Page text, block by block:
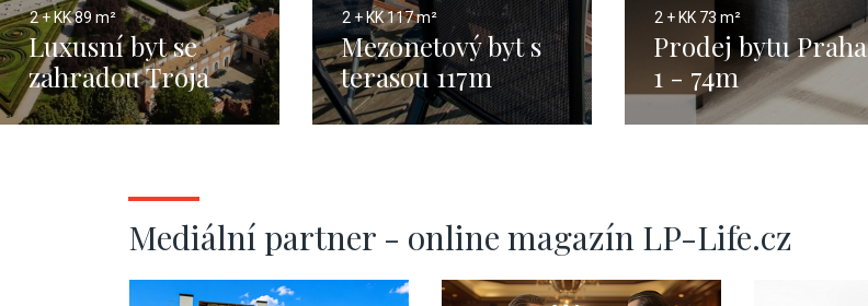
2 + KK89 m²
Luxusní byt se
zahradou Troja
2 + KK117 m²
Mezonetový byt s
terasou 117m
2 + KK 73 m²
Prodej bytu Praha
1 - 74m
Mediální partner - online magazín LP-Life.cz